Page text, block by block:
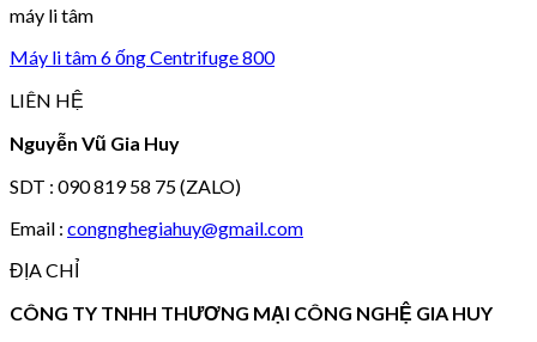
máy li tâm
Máy li tâm 6 ống Centrifuge 800
LIÊN HỆ
Nguyễn Vũ Gia Huy
SDT : 090 819 58 75 (ZALO)
Email : congnghegiahuy@gmail.com
ĐỊA CHỈ
CÔNG TY TNHH THƯƠNG MẠI CÔNG NGHỆ GIA HUY